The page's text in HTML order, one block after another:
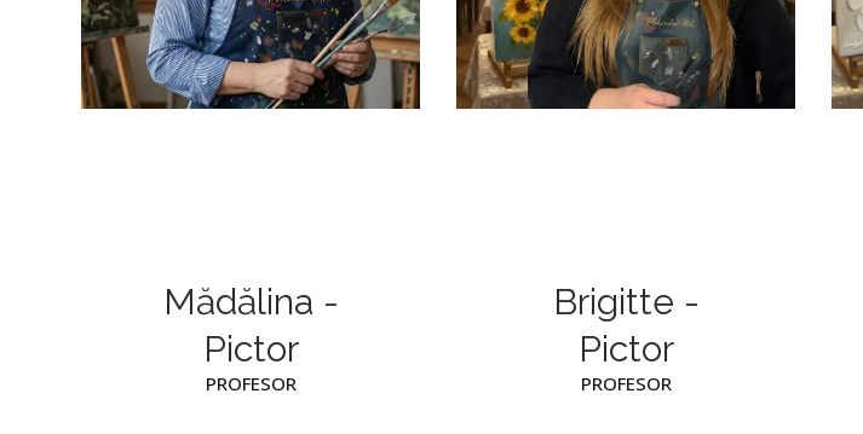
Mădălina -
Pictor
PROFESOR
Brigitte -
Pictor
PROFESOR